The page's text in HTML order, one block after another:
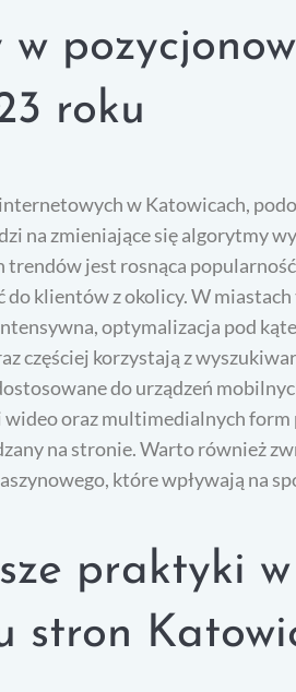
roku
w Katowicach,
na zmieniające się algorytmy
jest rosnąca
klientów z okolicy. W
optymalizacja pod
częściej korzystają z
do urządzeń
oraz multimedialnych form
na stronie. Warto również
które wpływają na
praktyki w
stron